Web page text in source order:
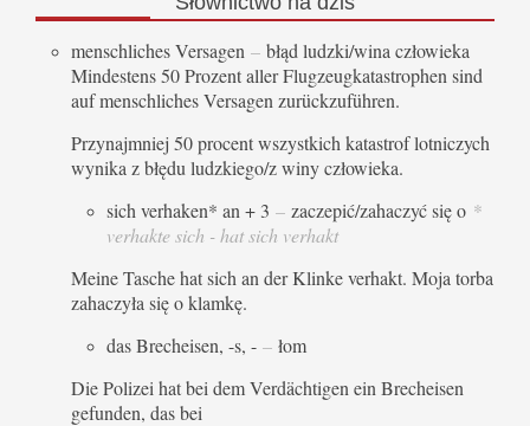
menschliches Versagen – błąd ludzki/wina człowieka
Mindestens 50 Prozent aller Flugzeugkatastrophen sind
auf menschliches Versagen zurückzuführen.
Przynajmniej 50 procent wszystkich katastrof lotniczych
wynika z błędu ludzkiego/z winy człowieka.
sich verhaken* an + 3 – zaczepić/zahaczyć się o *
verhakte sich - hat sich verhakt
Meine Tasche hat sich an der Klinke verhakt. Moja torba
zahaczyła się o klamkę.
das Brecheisen, -s, - – łom
Die Polizei hat bei dem Verdächtigen ein Brecheisen
gefunden, das bei